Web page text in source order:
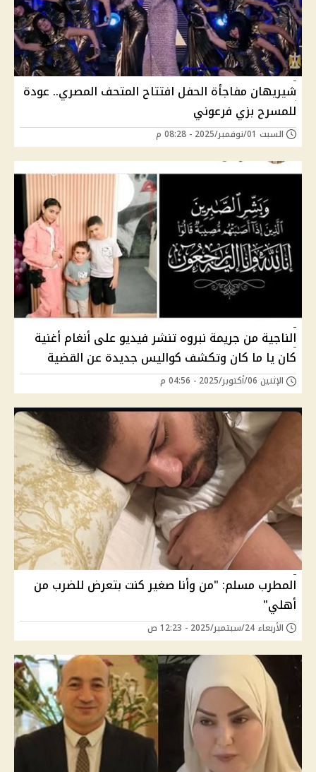
شيريهان مفاجأة الحفل افتتاح المتحف المصري.. عودة
للمسرح بزي فرعوني
السبت 01/نوفمبر/2025 - 08:28 م
الناجية من جريمة نبروه تنشر فيديو على أنغام أغنية
كان يا ما كان وتكشف كواليس جديدة عن القضية
الإثنين 06/أكتوبر/2025 - 04:56 م
المطرب مسلم: "من وأنا صغير كنت بتعرض للضرب من
أهلي"
الأربعاء 24/سبتمبر/2025 - 12:23 ص